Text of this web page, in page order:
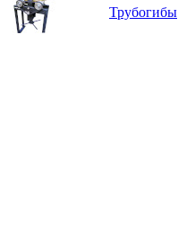
Трубогибы